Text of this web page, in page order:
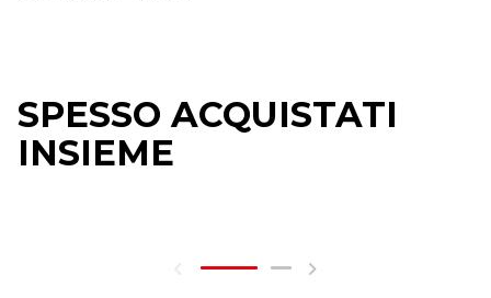
SPESSO ACQUISTATI
INSIEME